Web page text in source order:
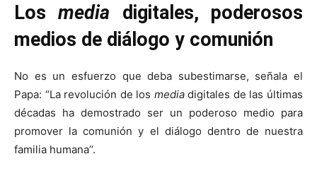
Losmedia digitales, poderosos
medios de diálogo y comunión
No es un esfuerzo que deba subestimarse, señala el
Papa: “La revolución de los mediadigitales de las últimas
décadas ha demostrado ser un poderoso medio para
promover la comunión y el diálogo dentro de nuestra
familia humana’’.